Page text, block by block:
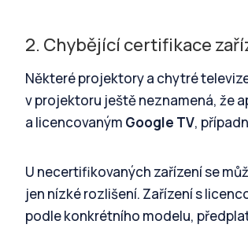
2. Chybějící certifikace
Některé projektory a chytré
v projektoru ještě neznamená, že
a licencovaným Google TV,
U necertifikovaných zařízení se
jen nízké rozlišení. Zařízení s
podle konkrétního modelu,